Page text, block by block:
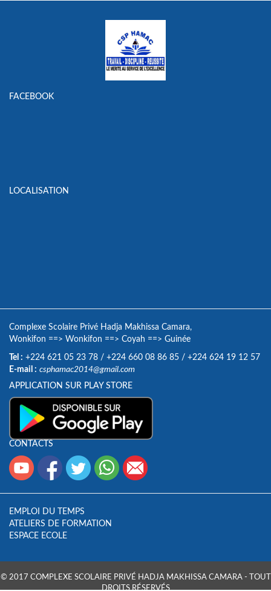
FACEBOOK
LOCALISATION
Complexe Scolaire Privé Hadja Makhissa Camara,
Wonkifon ==> Wonkifon ==> Coyah ==> Guinée
Tel : +224 621 05 23 78 / +224 660 08 86 85 / +224 624 19 12 57
E-mail : csphamac2014@gmail.com
APPLICATION SUR PLAY STORE
CONTACTS
EMPLOI DU TEMPS
ATELIERS DE FORMATION
ESPACE ECOLE
© 2017 COMPLEXE SCOLAIRE PRIVÉ HADJA MAKHISSA CAMARA - TOUT
DROITS RÉSERVÉS